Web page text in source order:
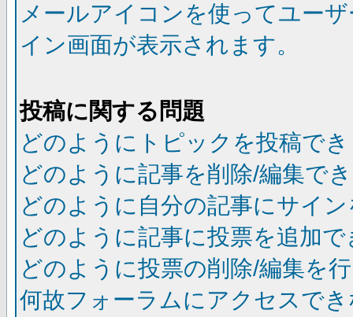
メールアイコンを使ってユー
イン画面が表示されます。
投稿に関する問題
どのようにトピックを投稿で
どのように記事を削除/編集で
どのように自分の記事にサイ
どのように記事に投票を追加
どのように投票の削除/編集を
何故フォーラムにアクセスで